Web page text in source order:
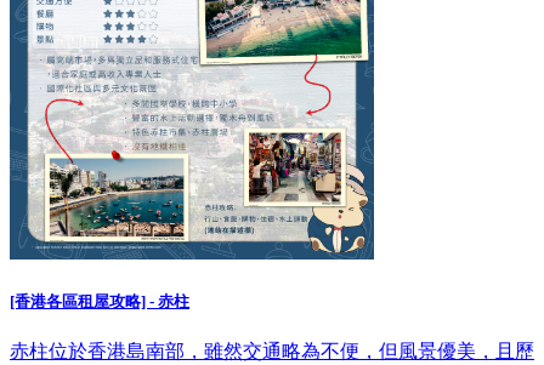
[香港各區租屋攻略] - 赤柱
赤柱位於香港島南部，雖然交通略為不便，但風景優美，且歷